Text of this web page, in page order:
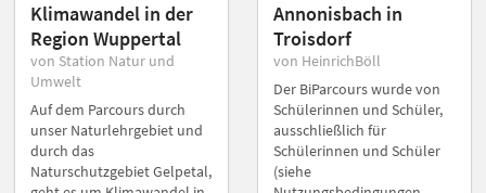
Klimawandel in der
Region Wuppertal
von Station Natur und
Umwelt
Auf dem Parcours durch
unser Naturlehrgebiet und
durch das
Naturschutzgebiet Gelpetal,
Annonisbach in
Troisdorf
von HeinrichBöll
Der BiParcours wurde von
Schülerinnen und Schüler,
ausschließlich für
Schülerinnen und Schüler
(siehe